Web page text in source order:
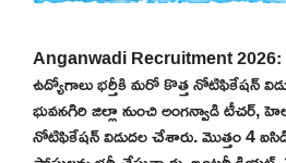
Anganwadi Recruitment 2026:
ఉద్యోగాలు భర్తీకి మరో కొత్త నోటిఫికేషన్
భువనగిరి జిల్లా నుంచి అంగన్వాడి టీచర్,
నోటిఫికేషన్ విడుదల చేశారు. మొత్తం 4